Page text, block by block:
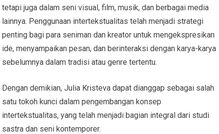
tetapi juga dalam seni visual, film, musik, dan berbagai media
lainnya. Penggunaan intertekstualitas telah menjadi strategi
penting bagi para seniman dan kreator untuk mengekspresikan
ide, menyampaikan pesan, dan berinteraksi dengan karya-karya
sebelumnya dalam tradisi atau genre tertentu.
Dengan demikian, Julia Kristeva dapat dianggap sebagai salah
satu tokoh kunci dalam pengembangan konsep
intertekstualitas, yang telah menjadi bagian integral dari studi
sastra dan seni kontemporer.